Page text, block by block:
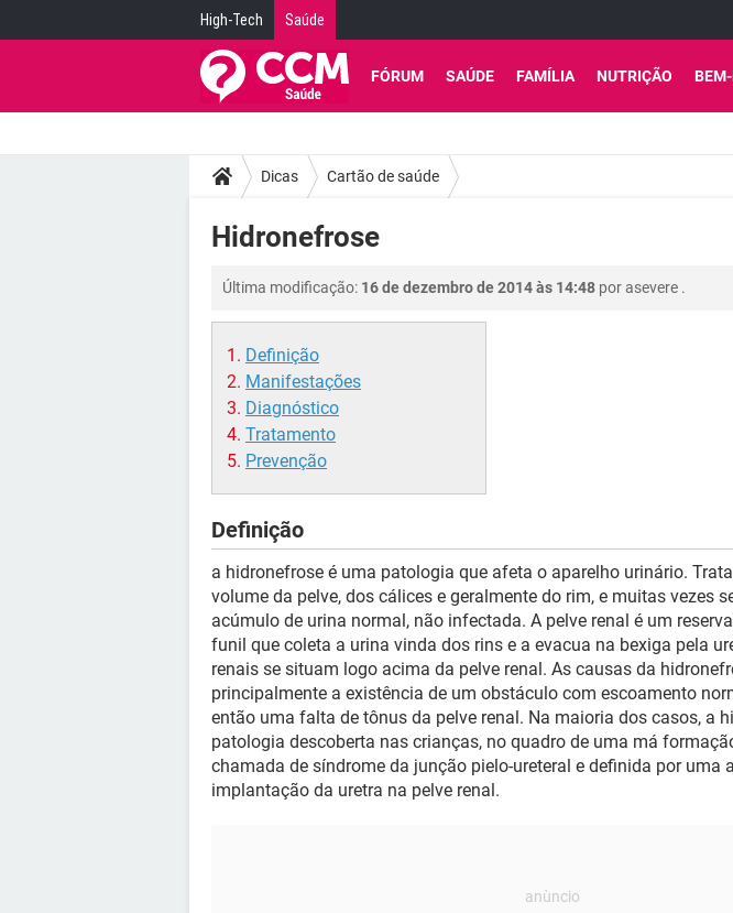
High-Tech Saúde
FÓRUM SAÚDE FAMÍLIA NUTRIÇÃO
Dicas Cartão de saúde
Hidronefrose
Última modificação: 16 de dezembro de 2014 às 14:48 porasevere .
Definição
Manifestações
Diagnóstico
Tratamento
Prevenção
Definição
a hidronefrose é uma patologia que afeta o aparelho urinário.
volume da pelve, dos cálices e geralmente do rim, e muitas vezes
acúmulo de urina normal, não infectada. A pelve renal é um
funil que coleta a urina vinda dos rins e a evacua na bexiga pela
renais se situam logo acima da pelve renal. As causas da
principalmente a existência de um obstáculo com escoamento
então uma falta de tônus da pelve renal. Na maioria dos casos, a
patologia descoberta nas crianças, no quadro de uma má
chamada de síndrome da junção pielo-ureteral e definida por uma
implantação da uretra na pelve renal.